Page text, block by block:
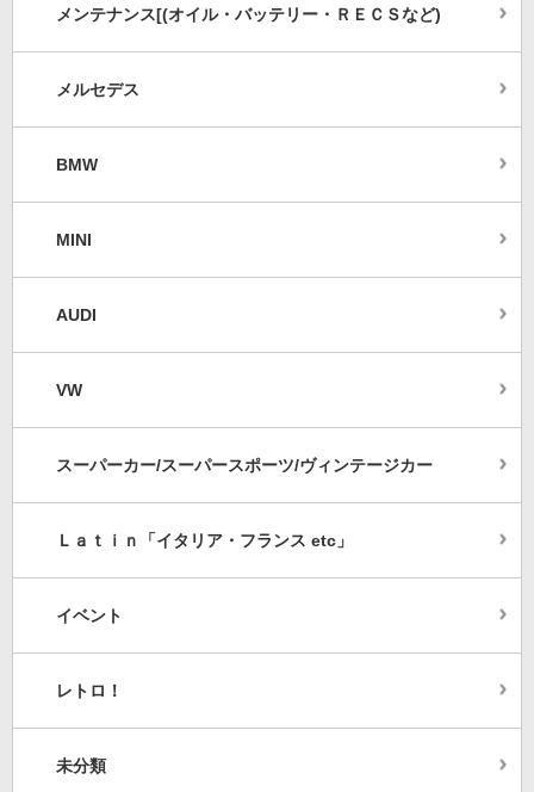
メンテナンス[(オイル・バッテリー・ＲＥＣＳなど)
メルセデス
BMW
MINI
AUDI
VW
スーパーカー/スーパースポーツ/ヴィンテージカー
Ｌａｔｉｎ「イタリア・フランス etc」
イベント
レトロ！
未分類